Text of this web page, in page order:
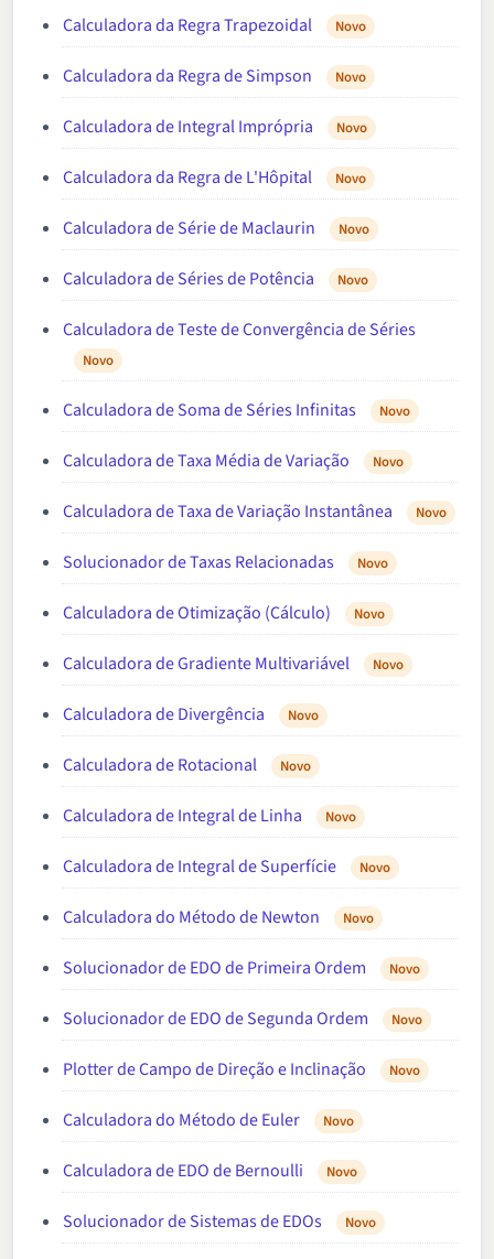
Calculadora da Regra Trapezoidal Novo
Calculadora da Regra de Simpson Novo
Calculadora de Integral Imprópria Novo
Calculadora da Regra de L'Hôpital Novo
Calculadora de Série de Maclaurin Novo
Calculadora de Séries de Potência Novo
Calculadora de Teste de Convergência de Séries
Novo
Calculadora de Soma de Séries Infinitas Novo
Calculadora de Taxa Média de Variação Novo
Calculadora de Taxa de Variação Instantânea Novo
Solucionador de Taxas Relacionadas Novo
Calculadora de Otimização (Cálculo) Novo
Calculadora de Gradiente Multivariável Novo
Calculadora de Divergência Novo
Calculadora de Rotacional Novo
Calculadora de Integral de Linha Novo
Calculadora de Integral de Superfície Novo
Calculadora do Método de Newton Novo
Solucionador de EDO de Primeira Ordem Novo
Solucionador de EDO de Segunda Ordem Novo
Plotter de Campo de Direção e Inclinação Novo
Calculadora do Método de Euler Novo
Calculadora de EDO de Bernoulli Novo
Solucionador de Sistemas de EDOs Novo